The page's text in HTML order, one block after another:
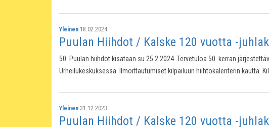
Yleinen 18.02.2024
Puulan Hiihdot / Kalske 120 vuotta -
50. Puulan hiihdot kisataan su 25.2.2024. Tervetuloa 50. kerran
Urheilukeskuksessa. Ilmoittautumiset kilpailuun hiihtokalenterin kautta.
Yleinen 31.12.2023
Puulan Hiihdot / Kalske 120 vuotta -